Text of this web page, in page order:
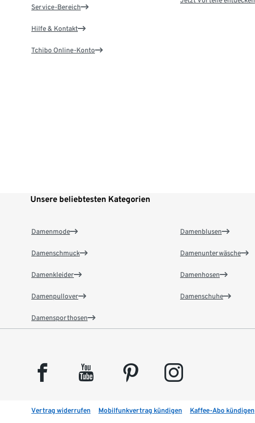
Service-Bereich
Hilfe & Kontakt
Tchibo Online-Konto
Unsere beliebtesten Kategorien
Damenmode
Damenschmuck
Damenkleider
Damenpullover
Damensporthosen
Damenblusen
Damenunterwäsche
Damenhosen
Damenschuhe
facebook youtube pinterest instagram
Vertrag widerrufen Mobilfunkvertrag kündigen Kaffee-Abo kündigen